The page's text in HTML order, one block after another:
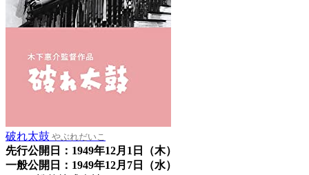
破れ太鼓 やぶれだいこ
先行公開日：1949年12月1日（木）
一般公開日：1949年12月7日（水）